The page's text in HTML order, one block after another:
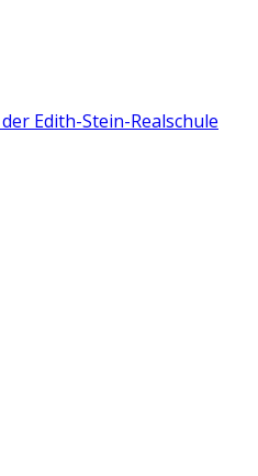
Edith-Stein-Realschule